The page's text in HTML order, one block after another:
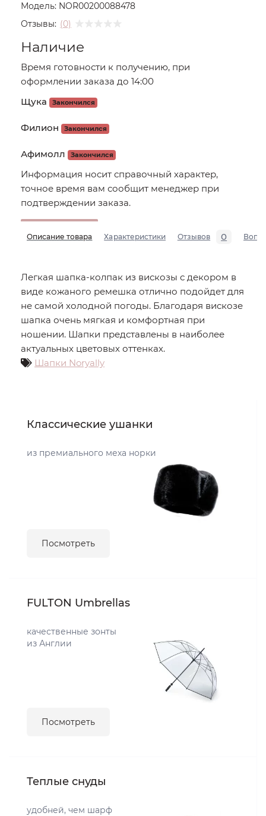
Модель: NOR00200088478
Отзывы: (0)
Наличие
Время готовности к получению, при
оформлении заказа до 14:00
Щука
Закончился
Филион Закончился
Афимолл Закончился
Информация носит справочный характер,
точное время вам сообщит менеджер при
подтверждении заказа.
Описание товара Характеристики Отзывов 0
Легкая шапка-колпак из вискозы с декором в
виде кожаного ремешка отлично подойдет для
не самой холодной погоды. Благодаря вискозе
шапка очень мягкая и комфортная при
ношении. Шапки представлены в наиболее
актуальных цветовых оттенках.
Шапки Noryally
Классические ушанки
из премиального меха норки
Посмотреть
FULTON Umbrellas
качественные зонты
из Англии
Посмотреть
Теплые снуды
удобней, чем шарф